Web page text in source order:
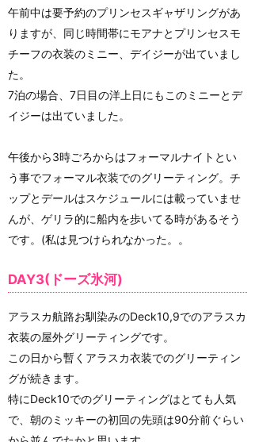
午前中は要予約のプリンセスギャザリングがあ
りますが、同じ時間帯にモアナとプリンセスモ
チーフの衣装のミニー、デイジーが出ていまし
た。
7泊の場合、7日目の洋上日にもこのミニーとデ
イジーは出ていました。
午後から3時ごろからはフォーマルナイトとい
う事でフォーマル衣装でのグリーティング。チ
ップとデールはスケジュールには載っていませ
んが、ゲリラ的に船内を歩いてる時があるそう
です。(私は見つけられなかった。。
DAY3(ドーズ氷河)
アラスカ航路お馴染みのDeck10,9でのアラスカ
衣装の屋外グリーティングです。
この日から暫くアラスカ衣装でのグリーティン
グが続きます。
特にDeck10でのグリーティングはとても人気
で、朝のミッキーの初回の先頭は90分前ぐらい